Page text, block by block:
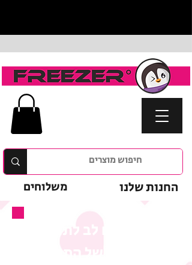
החנות שלנו משלוחים
המבצע של המוצר